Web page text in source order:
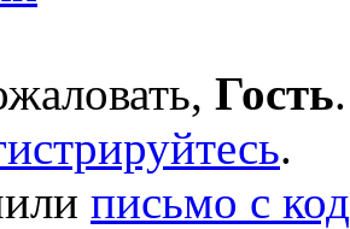
Гость
.
письмо с